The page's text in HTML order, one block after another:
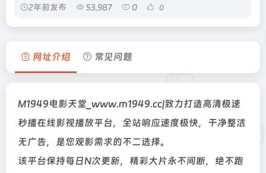
2年前发布 53,987 0 0
网址介绍 常见问题
M1949电影天堂_www.m1949.cc|致力打造高清极速
秒播在线影视播放平台，全站响应速度极快，干净整洁
无广告，是您观影需求的不二选择。
该平台保持每日N次更新，精彩大片永不间断，绝不跑